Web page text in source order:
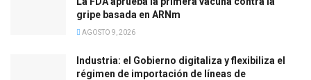
gripe basada en ARNm
AGOSTO 9, 2026
Industria: el Gobierno digitaliza y flexibiliza el
régimen de importación de líneas de